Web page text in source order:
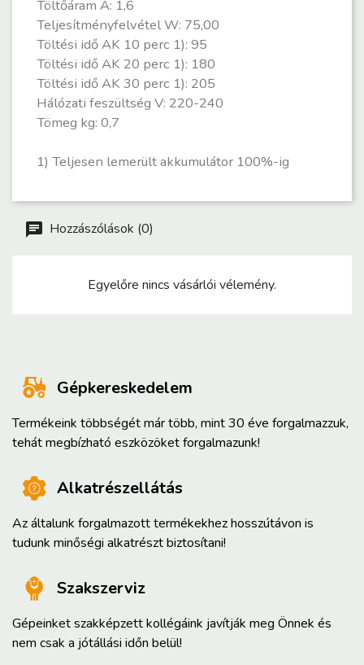
Töltőáram A: 1,6
Teljesítményfelvétel W: 75,00
Töltési idő AK 10 perc 1): 95
Töltési idő AK 20 perc 1): 180
Töltési idő AK 30 perc 1): 205
Hálózati feszültség V: 220-240
Tömeg kg: 0,7
1) Teljesen lemerült akkumulátor 100%-ig
Hozzászólások (0)
Egyelőre nincs vásárlói vélemény.
Gépkereskedelem
Termékeink többségét már több, mint 30 éve forgalmazzuk,
tehát megbízható eszközöket forgalmazunk!
Alkatrészellátás
Az általunk forgalmazott termékekhez hosszútávon is
tudunk minőségi alkatrészt biztosítani!
Szakszerviz
Gépeinket szakképzett kollégáink javítják meg Önnek és
nem csak a jótállási időn belül!